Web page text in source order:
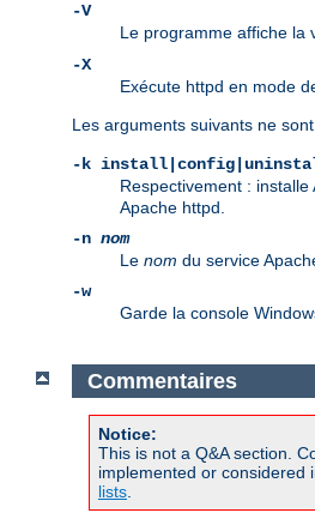
-V
Le programme affiche la
-X
Exécute httpd en mode
Les arguments suivants ne
-k
Respectivement :
Apache httpd.
-n nom
Le nom du service
-w
Garde la console
Commentaires
Notice:
This is not a Q&A section.
implemented or considered
lists.